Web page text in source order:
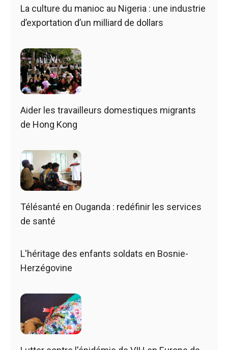
La culture du manioc au Nigeria : une industrie
d’exportation d’un milliard de dollars
Aider les travailleurs domestiques migrants
de Hong Kong
Télésanté en Ouganda : redéfinir les services
de santé
L'héritage des enfants soldats en Bosnie-
Herzégovine